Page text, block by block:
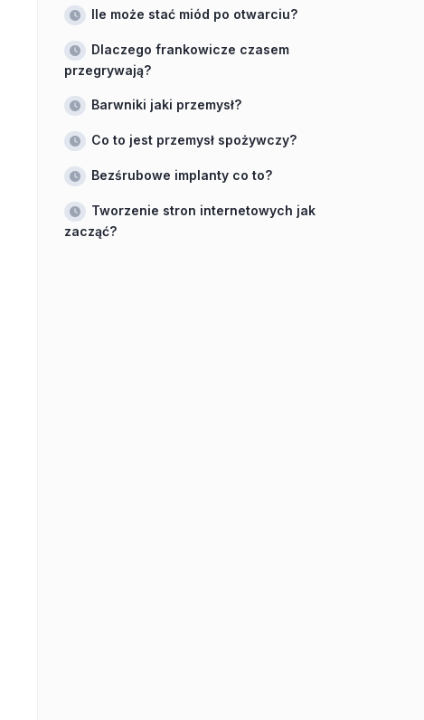
Ile może stać miód po otwarciu?
Dlaczego frankowicze czasem
przegrywają?
Barwniki jaki przemysł?
Co to jest przemysł spożywczy?
Bezśrubowe implanty co to?
Tworzenie stron internetowych jak
zacząć?